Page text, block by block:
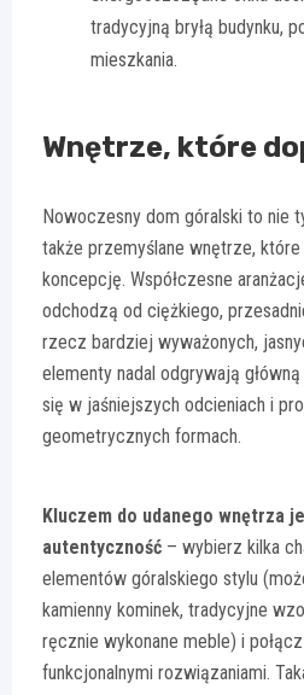
tradycyjną bryłą budynku,
mieszkania.
Wnętrze, które
Nowoczesny dom góralski to nie
także przemyślane wnętrze,
koncepcję. Współczesne
odchodzą od ciężkiego,
rzecz bardziej wyważonych,
elementy nadal odgrywają
się w jaśniejszych odcieniach i
geometrycznych formach.
Kluczem do udanego wnętrza
autentyczność – wybierz kilka
elementów góralskiego stylu
kamienny kominek, tradycyjne
ręcznie wykonane meble) i
funkcjonalnymi rozwiązaniami.